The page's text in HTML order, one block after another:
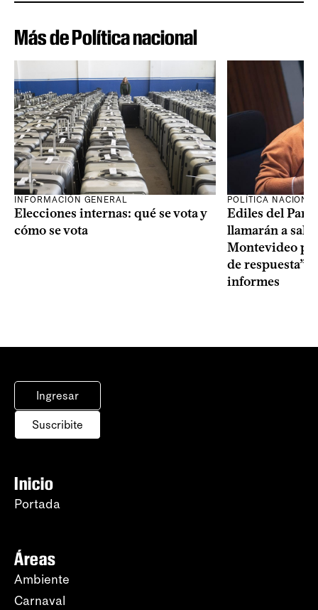
Más de Política nacional
INFORMACIÓN GENERAL
Elecciones internas: qué se vota y
cómo se vota
POLÍTICA
Ediles del
llamarán a sala
Montevideo
de respuesta”
informes
Ingresar
Suscribite
Inicio
Portada
Áreas
Ambiente
Carnaval